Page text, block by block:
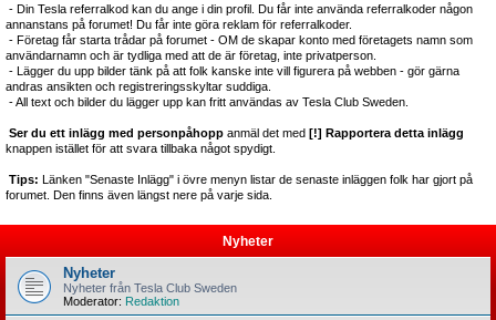
- Din Tesla referralkod kan du ange i din profil. Du får inte använda referralkoder någon
annanstans på forumet! Du får inte göra reklam för referralkoder.
- Företag får starta trådar på forumet - OM de skapar konto med företagets namn som
användarnamn och är tydliga med att de är företag, inte privatperson.
- Lägger du upp bilder tänk på att folk kanske inte vill figurera på webben - gör gärna
andras ansikten och registreringsskyltar suddiga.
- All text och bilder du lägger upp kan fritt användas av Tesla Club Sweden.
Ser du ett inlägg med personpåhopp anmäl det med [!] Rapportera detta inlägg
knappen istället för att svara tillbaka något spydigt.
Tips: Länken "Senaste Inlägg" i övre menyn listar de senaste inläggen folk har gjort på
forumet. Den finns även längst nere på varje sida.
Nyheter
Nyheter
Nyheter från Tesla Club Sweden
Moderator: Redaktion